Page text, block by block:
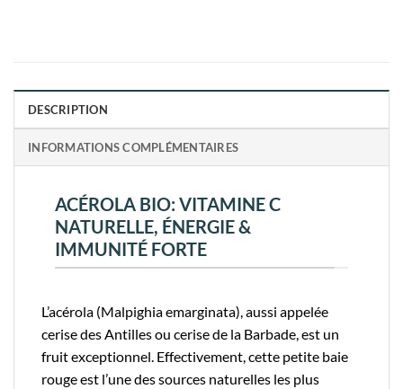
DESCRIPTION
INFORMATIONS COMPLÉMENTAIRES
ACÉROLA BIO: VITAMINE C
NATURELLE, ÉNERGIE &
IMMUNITÉ FORTE
L’acérola (Malpighia emarginata), aussi appelée
cerise des Antilles ou cerise de la Barbade, est un
fruit exceptionnel. Effectivement, cette petite baie
rouge est l’une des sources naturelles les plus